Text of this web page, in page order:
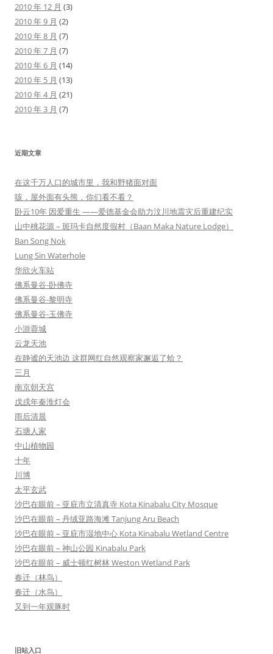
2010 年 12 月 (3)
2010 年 9 月 (2)
2010 年 8 月 (7)
2010 年 7 月 (7)
2010 年 6 月 (14)
2010 年 5 月 (13)
2010 年 4 月 (21)
2010 年 3 月 (7)
近期文章
在这千万人口的城市里，我和野猪面对面
咳，屋外面有头熊，你们看不看？
卧云10年 因爱重生 ——爱德基金会助力汶川地震灾后重建纪实
山中桃花源 – 斑玛卡自然度假村（Baan Maka Nature Lodge）
Ban Song Nok
Lung Sin Waterhole
华欣火车站
佛系曼谷-卧佛寺
佛系曼谷-黎明寺
佛系曼谷-玉佛寺
小游蓉城
云龙天池
在静谧的天池边 这群网红自然观察家邂逅了蛤？
三月
南京朝天宫
戊戌年秦淮灯会
雨后清晨
石塘人家
中山植物园
十年
川博
太平玄武
沙巴在眼前 – 亚庇市立清真寺 Kota Kinabalu City Mosque
沙巴在眼前 – 丹绒亚路海滩 Tanjung Aru Beach
沙巴在眼前 – 亚庇市湿地中心 Kota Kinabalu Wetland Centre
沙巴在眼前 – 神山公园 Kinabalu Park
沙巴在眼前 – 威士顿红树林 Weston Wetland Park
春迁（林鸟）
春迁（水鸟）
又到一年观豚时
旧站入口